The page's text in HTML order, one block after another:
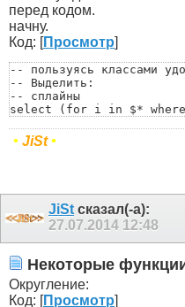
перед кодом.
начну.
Код: [Просмотр]
-- пользуясь классами
-- Выделить:
-- сплайны
select (for i in $*
select (for i in $*
-- геометрию (не кости)
select (for i in $*
-- хелперы
select (for i in $*
-- лампочки
select (for i in $*
-- камеры
select (for i in $*
• JiSt•
JiSt сказал(-а):
27.07.2014 12:48
Некоторые
Округление:
Код: [Просмотр]